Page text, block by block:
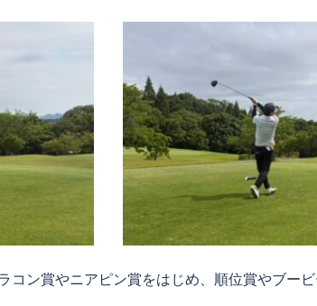
コン賞やニアピン賞をはじめ、順位賞やブー